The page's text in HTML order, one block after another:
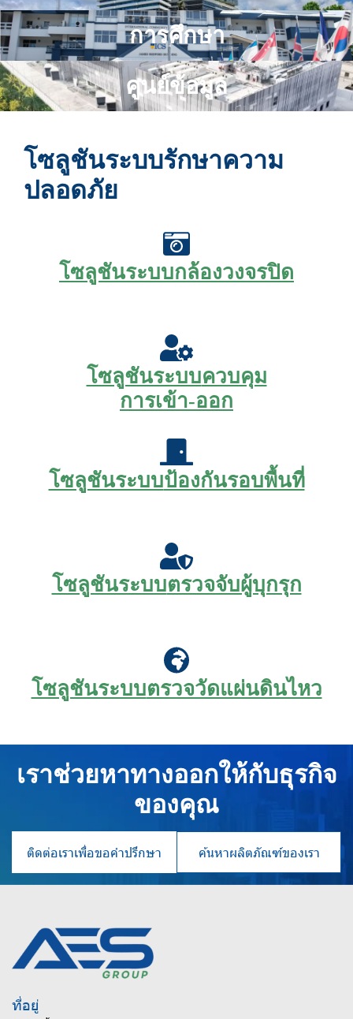
การศึกษา
ศูนย์ข้อมูล
โซลูชันระบบรักษาความ
ปลอดภัย
โซลูชันระบบกล้องวงจรปิด
โซลูชันระบบควบคุม
การเข้า-ออก
โซลูชันระบบป้องกันรอบพื้นที่
โซลูชันระบบตรวจจับผู้บุกรุก
โซลูชันระบบตรวจวัดแผ่นดินไหว
เราช่วยหาทางออกให้กับธุรกิจ
ของคุณ
ติดต่อเราเพื่อขอคำปรึกษา ค้นหาผลิตภัณฑ์ของเรา
ที่อยู่